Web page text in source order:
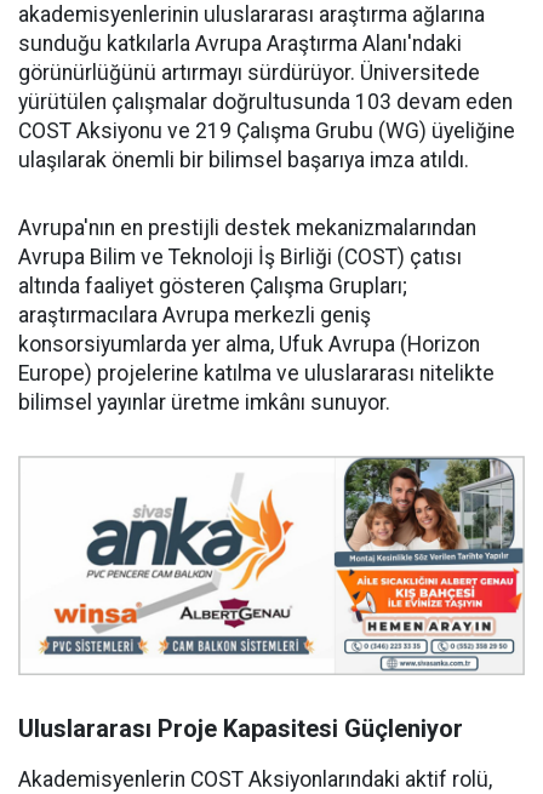
akademisyenlerinin uluslararası araştırma ağlarına
sunduğu katkılarla Avrupa Araştırma Alanı'ndaki
görünürlüğünü artırmayı sürdürüyor. Üniversitede
yürütülen çalışmalar doğrultusunda 103 devam eden
COST Aksiyonu ve 219 Çalışma Grubu (WG) üyeliğine
ulaşılarak önemli bir bilimsel başarıya imza atıldı.
Avrupa'nın en prestijli destek mekanizmalarından
Avrupa Bilim ve Teknoloji İş Birliği (COST) çatısı
altında faaliyet gösteren Çalışma Grupları;
araştırmacılara Avrupa merkezli geniş
konsorsiyumlarda yer alma, Ufuk Avrupa (Horizon
Europe) projelerine katılma ve uluslararası nitelikte
bilimsel yayınlar üretme imkânı sunuyor.
Uluslararası Proje Kapasitesi Güçleniyor
Akademisyenlerin COST Aksiyonlarındaki aktif rolü,